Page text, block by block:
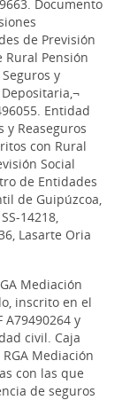
Documento
de Previsión
Rural Pensión
Seguros y
Entidad
y Reaseguros
con Rural
Social
de Entidades
de Guipúzcoa,
14218,
Lasarte Oria
Mediación
inscrito en el
A79490264 y
civil. Caja
Mediación
con las que
de seguros